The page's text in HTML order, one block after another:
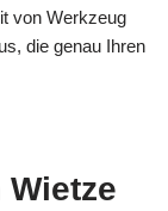
von Werkzeug
die genau Ihren